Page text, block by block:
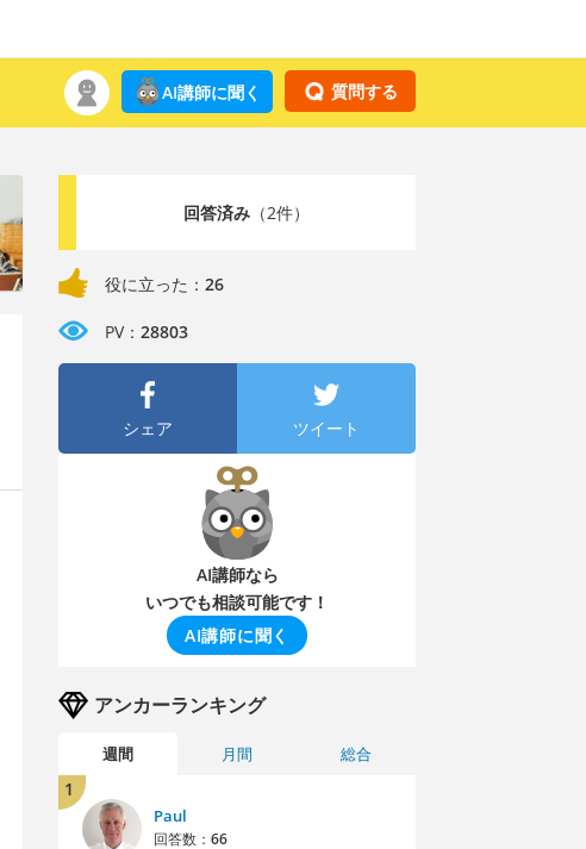
質問する
AI講師に聞く
回答済み（2件）
役に立った： 26
PV： 28803
シェア ツイート
AI講師なら
いつでも相談可能です！
AI講師に聞く
アンカーランキング
週間 月間 総合
1
Paul
回答数： 66